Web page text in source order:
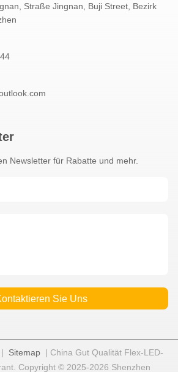
Straße Jingnan, Buji Street, Bezirk
Newsletter für Rabatte und mehr.
Sie Uns
| Sitemap | China Gut Qualität Flex-LED-
Copyright © 2025-2026 Shenzhen